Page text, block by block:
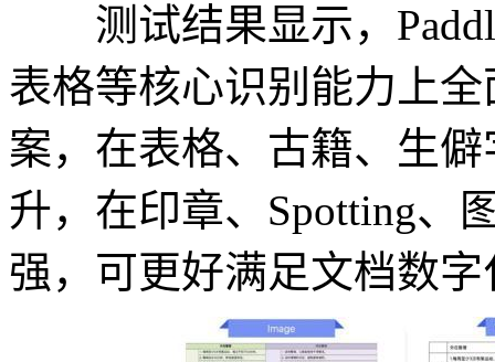
测试结果显示，
表格等核心识别能力上
案，在表格、古籍、生
升，在印章、Spotting、
强，可更好满足文档数